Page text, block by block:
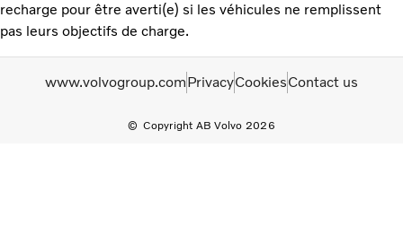
recharge pour être averti(e) si les véhicules ne remplissent
pas leurs objectifs de charge.
Copyright AB Volvo 2026
www.volvogroup.comPrivacyCookiesContact us